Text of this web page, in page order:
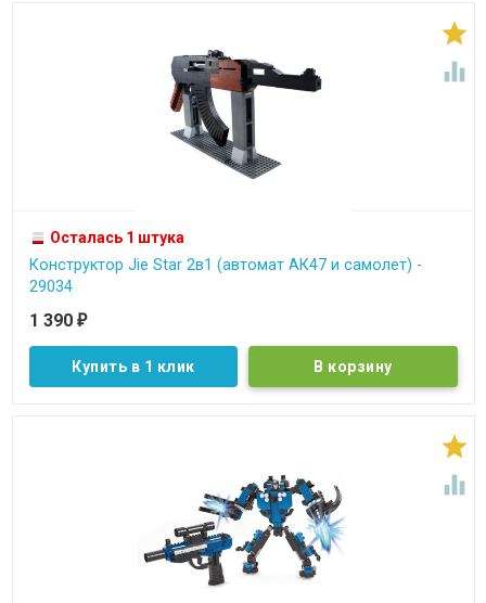


Осталась 1 штука
Конструктор Jie Star 2в1 (автомат АК47 и самолет) -
29034
1 390 ₽
Купить в 1 клик

